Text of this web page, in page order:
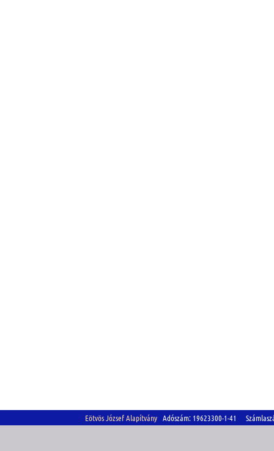
Eötvös József Alapítvány Adószám: 19623300-1-41